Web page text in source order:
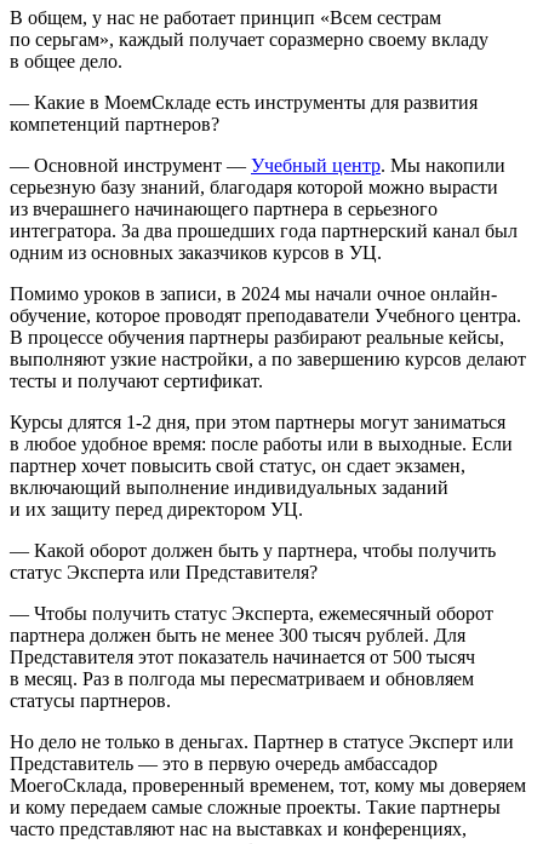
В общем, у нас не работает принцип «Всем сестрам
по серьгам», каждый получает соразмерно своему вкладу
в общее дело.
— Какие в МоемСкладе есть инструменты для развития
компетенций партнеров?
— Основной инструмент — Учебный центр. Мы накопили
серьезную базу знаний, благодаря которой можно вырасти
из вчерашнего начинающего партнера в серьезного
интегратора. За два прошедших года партнерский канал был
одним из основных заказчиков курсов в УЦ.
Помимо уроков в записи, в 2024 мы начали очное онлайн-
обучение, которое проводят преподаватели Учебного центра.
В процессе обучения партнеры разбирают реальные кейсы,
выполняют узкие настройки, а по завершению курсов делают
тесты и получают сертификат.
Курсы длятся 1‑2 дня, при этом партнеры могут заниматься
в любое удобное время: после работы или в выходные. Если
партнер хочет повысить свой статус, он сдает экзамен,
включающий выполнение индивидуальных заданий
и их защиту перед директором УЦ.
— Какой оборот должен быть у партнера, чтобы получить
статус Эксперта или Представителя?
— Чтобы получить статус Эксперта, ежемесячный оборот
партнера должен быть не менее 300 тысяч рублей. Для
Представителя этот показатель начинается от 500 тысяч
в месяц. Раз в полгода мы пересматриваем и обновляем
статусы партнеров.
Но дело не только в деньгах. Партнер в статусе Эксперт или
Представитель — это в первую очередь амбассадор
МоегоСклада, проверенный временем, тот, кому мы доверяем
и кому передаем самые сложные проекты. Такие партнеры
часто представляют нас на выставках и конференциях,